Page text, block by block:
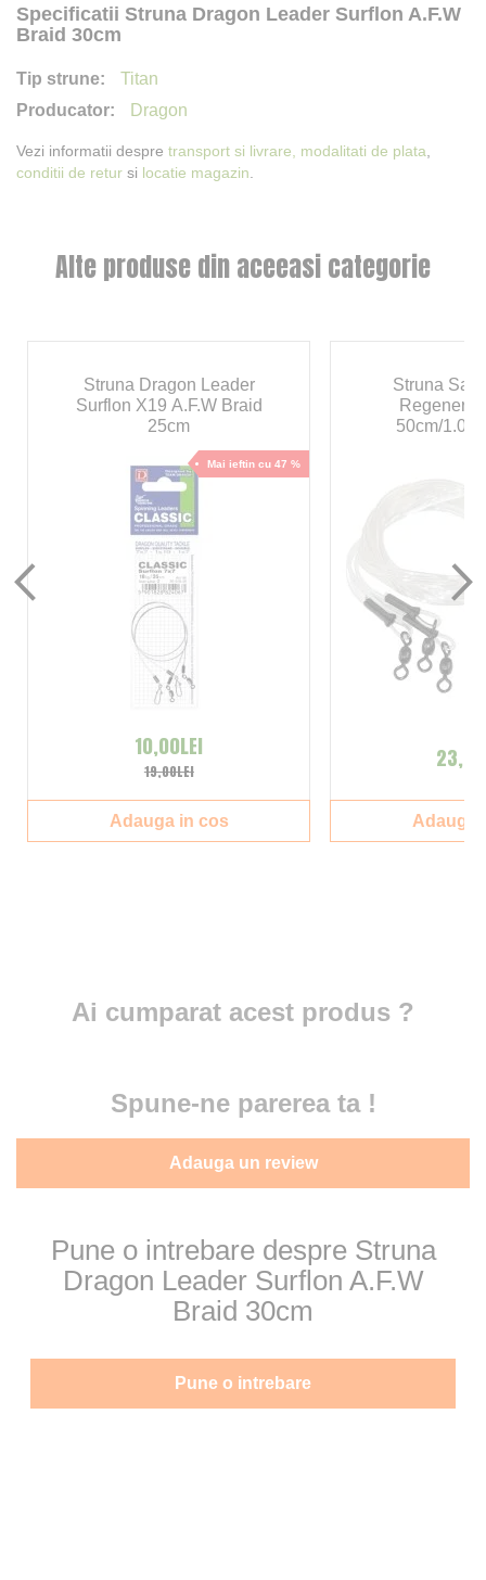
Specificatii Struna Dragon Leader Surflon A.F.W
Braid 30cm
Titan
Dragon
Ai cumparat acest produs ?
Spune-ne parerea ta !
Adauga un review
Vezi informatii despre transport si livrare, modalitati de plata
conditii de retur si locatie magazin
Pune o intrebare despre Struna
Dragon Leader Surflon A.F.W
Braid 30cm
Pune o intrebare
Alte produse din aceeasi categorie
Struna Dragon Leader
Surflon X19 A.F.W Braid
25cm
Mai ieftin cu 47 %
19,00LEI
10,00LEI
Adauga in cos
Struna
50cm/
Adauga